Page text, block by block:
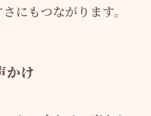
にもつながります。
かけ